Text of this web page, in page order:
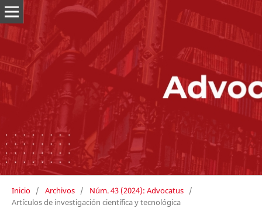
Inicio / Archivos / Núm. 43 (2024): Advocatus /
Artículos de investigación científica y tecnológica